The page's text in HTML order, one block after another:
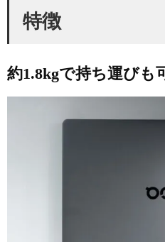
特徴
約1.8kgで持ち運びも